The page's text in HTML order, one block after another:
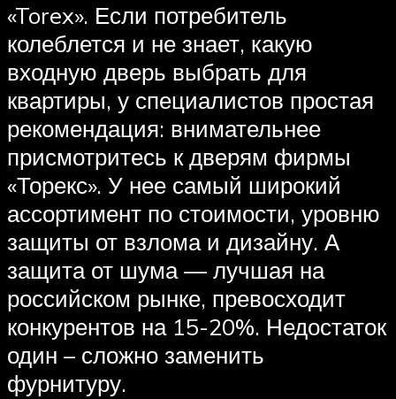
«Torex». Если потребитель
колеблется и не знает, какую
входную дверь выбрать для
квартиры, у специалистов простая
рекомендация: внимательнее
присмотритесь к дверям фирмы
«Торекс». У нее самый широкий
ассортимент по стоимости, уровню
защиты от взлома и дизайну. А
защита от шума — лучшая на
российском рынке, превосходит
конкурентов на 15-20%. Недостаток
один – сложно заменить
фурнитуру.